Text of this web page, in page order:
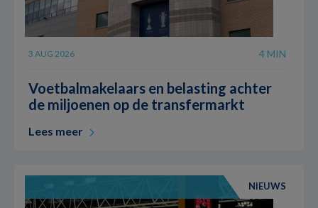
3 AUG 2026 4 MIN
Voetbalmakelaars en belasting achter
de miljoenen op de transfermarkt
Lees meer
NIEUWS